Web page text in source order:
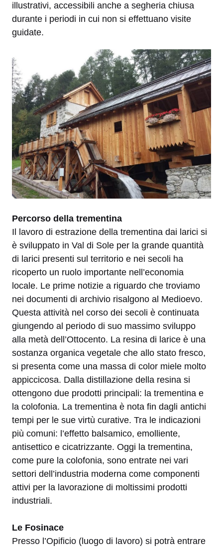
illustrativi, accessibili anche a segheria chiusa
durante i periodi in cui non si effettuano visite
guidate.
Percorso della trementina
Il lavoro di estrazione della trementina dai larici si
è sviluppato in Val di Sole per la grande quantità
di larici presenti sul territorio e nei secoli ha
ricoperto un ruolo importante nell’economia
locale. Le prime notizie a riguardo che troviamo
nei documenti di archivio risalgono al Medioevo.
Questa attività nel corso dei secoli è continuata
giungendo al periodo di suo massimo sviluppo
alla metà dell’Ottocento. La resina di larice è una
sostanza organica vegetale che allo stato fresco,
si presenta come una massa di color miele molto
appiccicosa. Dalla distillazione della resina si
ottengono due prodotti principali: la trementina e
la colofonia. La trementina è nota fin dagli antichi
tempi per le sue virtù curative. Tra le indicazioni
più comuni: l’effetto balsamico, emolliente,
antisettico e cicatrizzante. Oggi la trementina,
come pure la colofonia, sono entrate nei vari
settori dell’industria moderna come componenti
attivi per la lavorazione di moltissimi prodotti
industriali.
Le Fosinace
Presso l’Opificio (luogo di lavoro) si potrà entrare